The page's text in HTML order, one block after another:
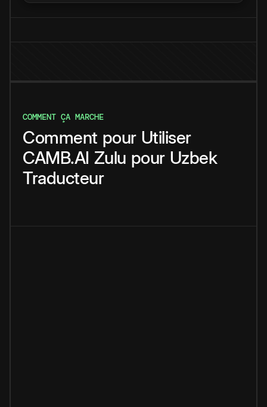
COMMENT ÇA MARCHE
Comment pour Utiliser
CAMB.AI Zulu pour Uzbek
Traducteur